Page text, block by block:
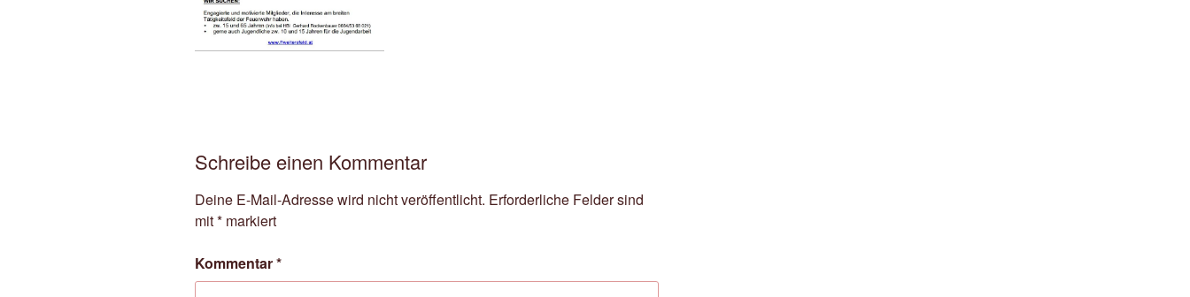
Schreibe einen Kommentar
Deine E-Mail-Adresse wird nicht veröffentlicht. Erforderliche Felder sind
mit* markiert
Kommentar*